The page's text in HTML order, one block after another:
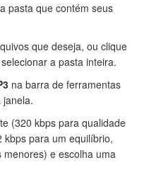
pasta que contém seus
que deseja, ou clique
a pasta inteira.
na barra de ferramentas
(320 kbps para qualidade
kbps para um equilíbrio,
e escolha uma